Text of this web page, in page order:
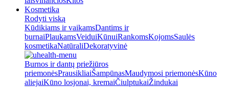
Kosmetika
Rodyti viską
Kūdikiams ir vaikamsDantims ir
burnaiPlaukamsVeiduiKūnuiRankomsKojomsSaulės
kosmetikaNatūraliDekoratyvinė
Burnos ir dantų priežiūros
priemonėsPrausikliaiŠampūnasMaudymosi priemonėsKūno
aliejaiKūno losjonai, kremaiČiulptukaiŽindukai